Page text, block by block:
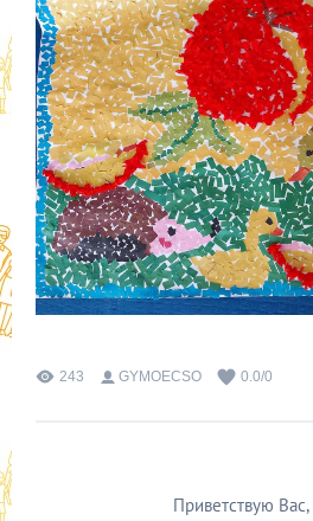
243 GYMOECSO 0.0/0
Приветствую Вас,